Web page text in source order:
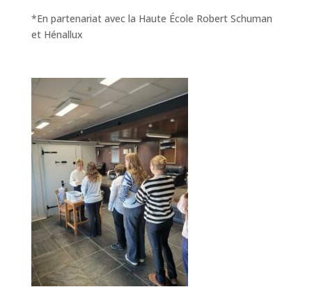
*En partenariat avec la Haute École Robert Schuman
et Hénallux